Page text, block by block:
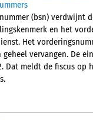
(bsn) verdwijnt
en het
Het
geheel vervangen. De
Dat meldt de fiscus op